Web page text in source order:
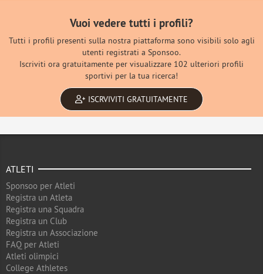
Vuoi vedere tutti i profili?
Tutti i profili presenti sulla nostra piattaforma sono visibili solo agli
utenti registrati a Sponsoo.
Iscriviti ora gratuitamente per visualizzare 102 ulteriori profili
sportivi per la tua ricerca!
ISCRVIVITI GRATUITAMENTE
ATLETI
Sponsoo per Atleti
Registra un Atleta
Registra una Squadra
Registra un Club
Registra un Associazione
FAQ per Atleti
Atleti olimpici
College Athletes